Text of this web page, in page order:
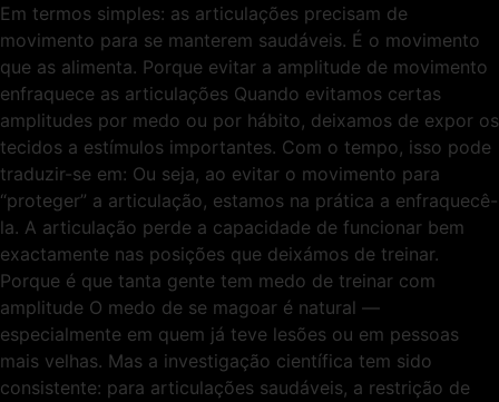
Em termos simples: as articulações precisam de
movimento para se manterem saudáveis. É o movimento
que as alimenta. Porque evitar a amplitude de movimento
enfraquece as articulações Quando evitamos certas
amplitudes por medo ou por hábito, deixamos de expor os
tecidos a estímulos importantes. Com o tempo, isso pode
traduzir-se em: Ou seja, ao evitar o movimento para
“proteger” a articulação, estamos na prática a enfraquecê-
la. A articulação perde a capacidade de funcionar bem
exactamente nas posições que deixámos de treinar.
Porque é que tanta gente tem medo de treinar com
amplitude O medo de se magoar é natural —
especialmente em quem já teve lesões ou em pessoas
mais velhas. Mas a investigação científica tem sido
consistente: para articulações saudáveis, a restrição de